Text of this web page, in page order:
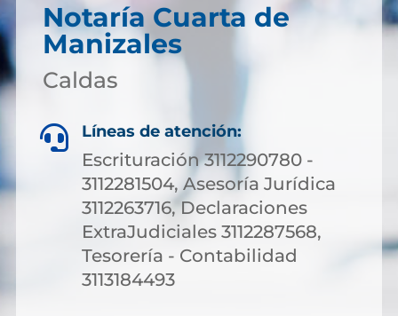
Notaría Cuarta de
Manizales
Caldas
 Líneas de atención:
Escrituración 3112290780 -
3112281504, Asesoría Jurídica
3112263716, Declaraciones
ExtraJudiciales 3112287568,
Tesorería - Contabilidad
3113184493